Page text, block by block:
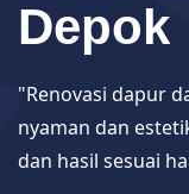
Depok
"Renovasi dapur
nyaman dan
dan hasil sesuai